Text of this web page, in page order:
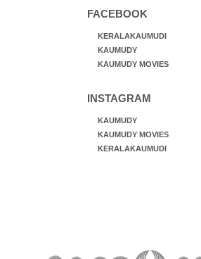
FACEBOOK
KERALAKAUMUDI
KAUMUDY
KAUMUDY MOVIES
INSTAGRAM
KAUMUDY
KAUMUDY MOVIES
KERALAKAUMUDI